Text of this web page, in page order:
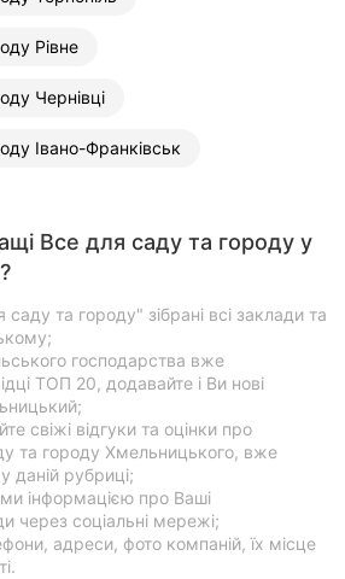
Рівне
Чернівці
Івано-Франківськ
Все для саду та городу у
та городу" зібрані всі заклади та
господарства вже
ТОП 20, додавайте і Ви нові
свіжі відгуки та оцінки про
та городу Хмельницького, вже
даній рубриці;
інформацією про Ваші
через соціальні мережі;
адреси, фото компаній, їх місце